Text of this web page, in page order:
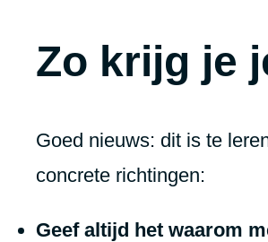
Zo krijg je
Goed nieuws: dit is te
concrete richtingen:
Geef altijd het waarom